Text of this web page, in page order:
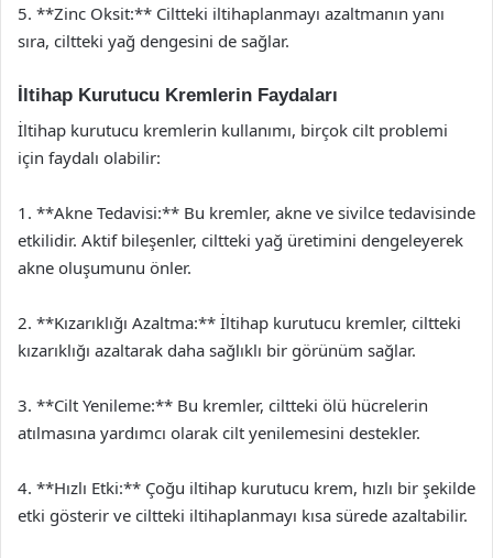
5. **Zinc Oksit:** Ciltteki iltihaplanmayı azaltmanın yanı
sıra, ciltteki yağ dengesini de sağlar.
İltihap Kurutucu Kremlerin Faydaları
İltihap kurutucu kremlerin kullanımı, birçok cilt problemi
için faydalı olabilir:
1. **Akne Tedavisi:** Bu kremler, akne ve sivilce tedavisinde
etkilidir. Aktif bileşenler, ciltteki yağ üretimini dengeleyerek
akne oluşumunu önler.
2. **Kızarıklığı Azaltma:** İltihap kurutucu kremler, ciltteki
kızarıklığı azaltarak daha sağlıklı bir görünüm sağlar.
3. **Cilt Yenileme:** Bu kremler, ciltteki ölü hücrelerin
atılmasına yardımcı olarak cilt yenilemesini destekler.
4. **Hızlı Etki:** Çoğu iltihap kurutucu krem, hızlı bir şekilde
etki gösterir ve ciltteki iltihaplanmayı kısa sürede azaltabilir.